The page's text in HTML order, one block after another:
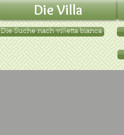
Die Villa
Die Suche nach villetta bianca